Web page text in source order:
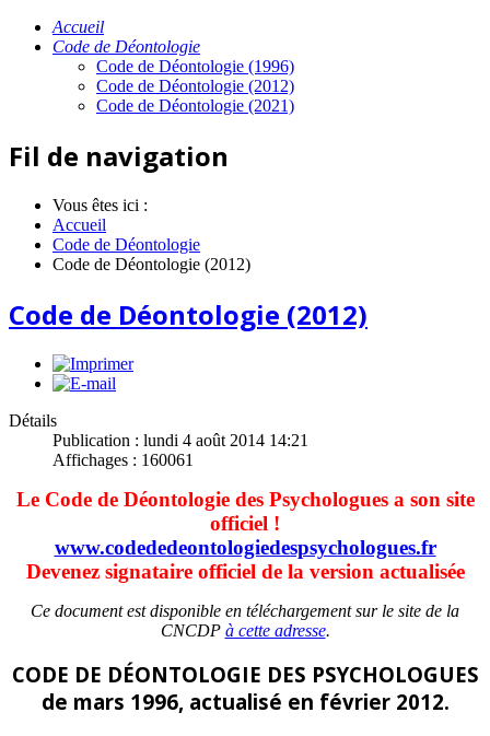
Accueil
Code de Déontologie
Code de Déontologie (1996)
Code de Déontologie (2012)
Code de Déontologie (2021)
Fil de navigation
Vous êtes ici :
Accueil
Code de Déontologie
Code de Déontologie (2012)
Code de Déontologie (2012)
Détails
Publication : lundi 4 août 2014 14:21
Affichages : 160061
Le Code de Déontologie des Psychologues a son site
officiel !
www.codededeontologiedespsychologues.fr
Devenez signataire officiel de la version actualisée
Ce document est disponible en téléchargement sur le site de la
CNCDP à cette adresse.
CODE DE DÉONTOLOGIE DES PSYCHOLOGUES
de mars 1996, actualisé en février 2012.